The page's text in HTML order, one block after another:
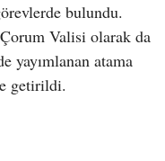
bulundu.
Valisi olarak da
yayımlanan atama
getirildi.